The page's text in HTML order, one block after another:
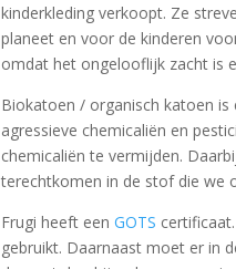
kinderkleding verkoopt. Ze
planeet en voor de kinderen
omdat het ongelooflijk zacht is
Biokatoen / organisch katoen
agressieve chemicaliën en
chemicaliën te vermijden.
terechtkomen in de stof die we
Frugi heeft een GOTS
gebruikt. Daarnaast moet er in